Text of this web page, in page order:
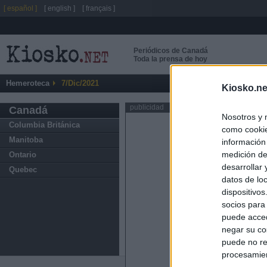
Nosotros y
como
medición
desarrollar
datos de
socios
puede
negar su
puede no
Periódicos de Canadá
Toda la prensa de hoy
Hemeroteca 7/Dic/2021
Canadá
Columbia Británica
Manitoba
Ontario
Quebec
publicidad
[ español ] [ english ] [ français ]